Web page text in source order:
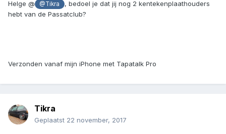
Helge @ @Tikra
, bedoel je dat jij nog 2 kentekenplaathouders
hebt van de Passatclub?
Verzonden vanaf mijn iPhone met Tapatalk Pro
Tikra
Geplaatst 22 november, 2017